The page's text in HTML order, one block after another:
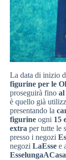
La data di inizio
figurine per le
proseguirà fino al
è quello già
presentando la
figurine ogni 15
extra per tutte le
presso i negozi
negozi LaEsse e
EsselungaACasa